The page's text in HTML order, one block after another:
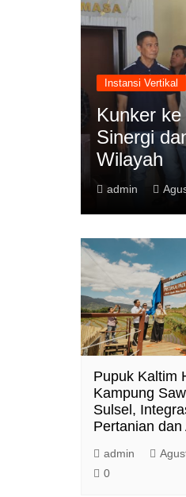
Instansi Vertikal
Kunker
Sinergi
Wilayah
admin
Pupuk Kaltim
Kampung
Sulsel,
Pertanian
admin
0